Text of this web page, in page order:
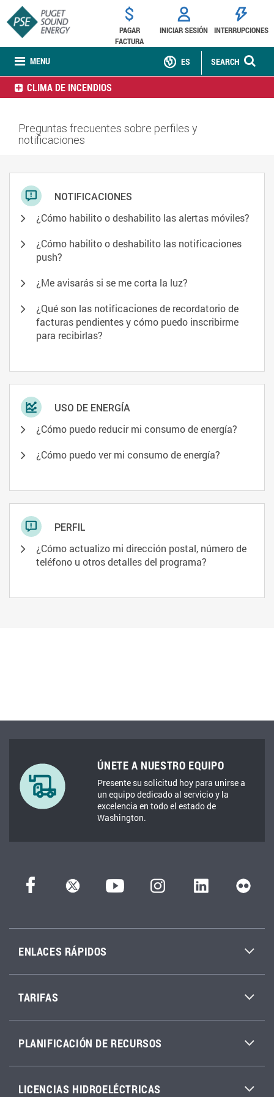
MENU
PAGAR
FACTURA
INICIAR SESIÓN INTERRUPCIONES
SEARCH
ES
CLIMA DE INCENDIOS
Preguntas frecuentes sobre perfiles y
notificaciones
NOTIFICACIONES
¿Cómo habilito o deshabilito las alertas móviles?
¿Cómo habilito o deshabilito las notificaciones
push?
¿Me avisarás si se me corta la luz?
¿Qué son las notificaciones de recordatorio de
facturas pendientes y cómo puedo inscribirme
para recibirlas?
USO DE ENERGÍA
¿Cómo puedo reducir mi consumo de energía?
¿Cómo puedo ver mi consumo de energía?
PERFIL
¿Cómo actualizo mi dirección postal, número de
teléfono u otros detalles del programa?
ÚNETE A NUESTRO EQUIPO
Presente su solicitud hoy para unirse a
un equipo dedicado al servicio y la
excelencia en todo el estado de
Washington.
ENLACES RÁPIDOS
TARIFAS
PLANIFICACIÓN DE RECURSOS
LICENCIAS HIDROELÉCTRICAS